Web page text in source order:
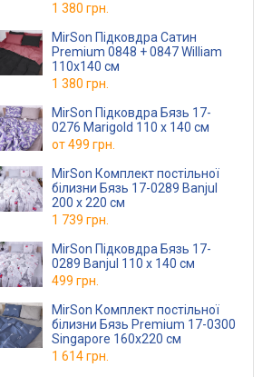
1 380 грн.
MirSon Підковдра Сатин
Premium 0848 + 0847 William
110х140 см
1 380 грн.
MirSon Підковдра Бязь 17-
0276 Marigold 110 x 140 см
от499 грн.
MirSon Комплект постільної
білизни Бязь 17-0289 Banjul
200 x 220 см
1 739 грн.
MirSon Підковдра Бязь 17-
0289 Banjul 110 x 140 см
499 грн.
MirSon Комплект постільної
білизни Бязь Premium 17-0300
Singapore 160х220 см
1 614 грн.